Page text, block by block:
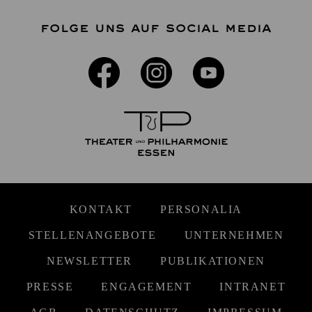
FOLGE UNS AUF SOCIAL MEDIA
KONTAKT PERSONALIA
STELLENANGEBOTE UNTERNEHMEN
NEWSLETTER PUBLIKATIONEN
PRESSE ENGAGEMENT INTRANET